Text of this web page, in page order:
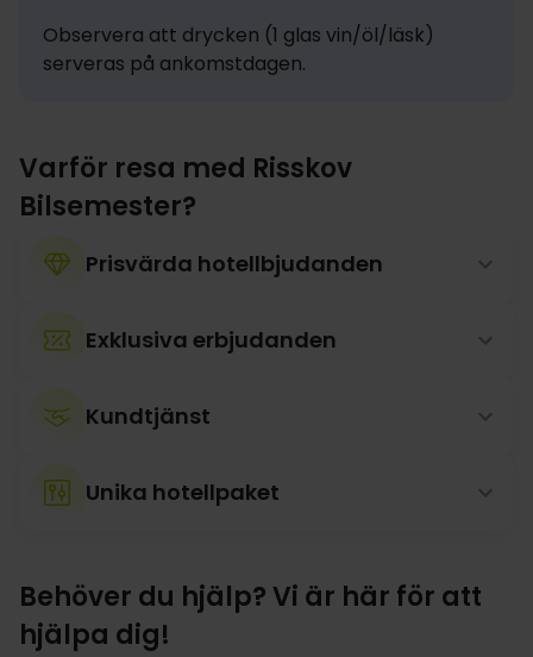
Observera att drycken (1 glas vin/öl/läsk)
serveras på ankomstdagen.
Varför resa med Risskov
Bilsemester?
Prisvärda hotellbjudanden
Exklusiva erbjudanden
Kundtjänst
Unika hotellpaket
Behöver du hjälp? Vi är här för att
hjälpa dig!